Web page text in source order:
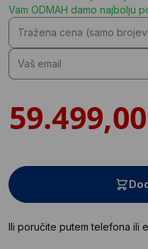
Vam ODMAH damo najbolju
Ili poručite putem telefona ili